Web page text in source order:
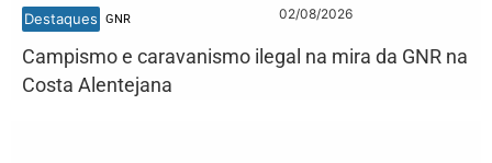
Destaques GNR 02/08/2026
Campismo e caravanismo ilegal na mira da GNR na
Costa Alentejana